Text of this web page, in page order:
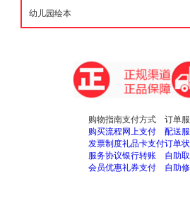
购物指南
购买流程
发票制度
服务协议
会员优惠
支付方式
网上支付
礼品卡支付
银行转账
礼券支付
订单
配送
订单
自助
自助